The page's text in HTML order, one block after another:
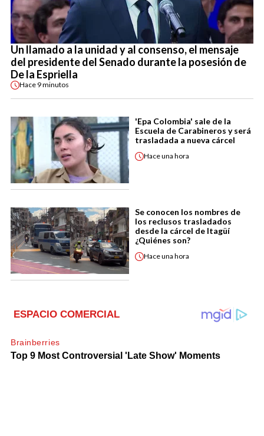
Un llamado a la unidad y al consenso, el mensaje
del presidente del Senado durante la posesión de
De la Espriella
Hace 9 minutos
'Epa Colombia' sale de la
Escuela de Carabineros y será
trasladada a nueva cárcel
Haceuna hora
Se conocen los nombres de
los reclusos trasladados
desde la cárcel de Itagüí
¿Quiénes son?
Haceuna hora